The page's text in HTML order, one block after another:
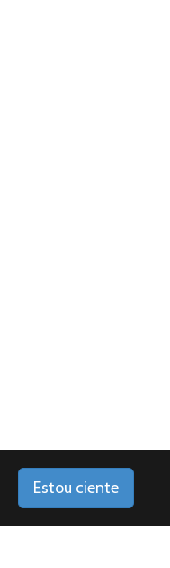
Estou ciente